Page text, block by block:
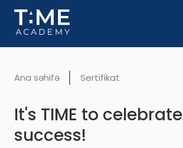
Ana səhifə Sertifikat
It's TIME to celebrate
success!